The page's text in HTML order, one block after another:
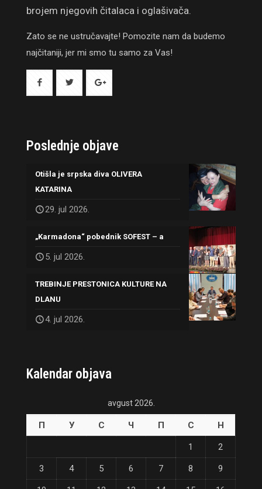
brojem njegovih čitalaca i oglašivača.
Zato se ne ustručavajte! Pomozite nam da budemo
najčitaniji, jer mi smo tu samo za Vas!
Poslednje objave
Otišla je srpska diva OLIVERA
KATARINA
29. jul 2026.
„Karmadona“ pobednik SOFEST – a
5. jul 2026.
TREBINJE PRESTONICA KULTURE NA
DLANU
4. jul 2026.
Kalendar objava
avgust 2026.
П У С Ч П С Н
1 2
3 4 5 6 7 8 9